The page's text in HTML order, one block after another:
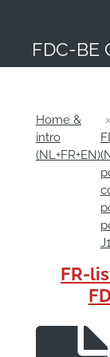
de
FDC-BE
Home &
intro
(NL+FR+EN)
FR-